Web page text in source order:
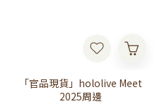
「官品現貨」hololive Meet
2025周邊